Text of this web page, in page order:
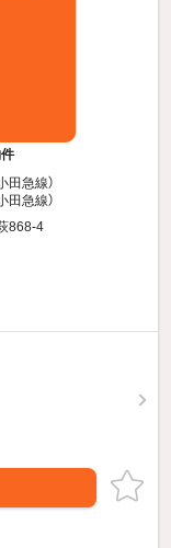
田急線）
田急線）
868-4